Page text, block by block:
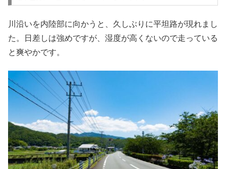
川沿いを内陸部に向かうと、久しぶりに平坦路が現れまし
た。日差しは強めですが、湿度が高くないので走っている
と爽やかです。